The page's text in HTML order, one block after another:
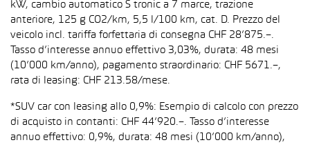
kW, cambio automatico S tronic a 7 marce, trazione
anteriore, 125 g CO2/km, 5,5 l/100 km, cat. D. Prezzo del
veicolo incl. tariffa forfettaria di consegna CHF 28’875.–.
Tasso d’interesse annuo effettivo 3,03%, durata: 48 mesi
(10’000 km/anno), pagamento straordinario: CHF 5671.–,
rata di leasing: CHF 213.58/mese.
*SUV car con leasing allo 0,9%: Esempio di calcolo con prezzo
di acquisto in contanti: CHF 44’920.–. Tasso d’interesse
annuo effettivo: 0,9%, durata: 48 mesi (10’000 km/anno),